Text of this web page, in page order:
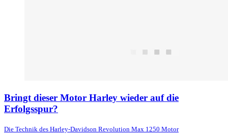
Bringt dieser Motor Harley wieder auf die
Erfolgsspur?
Die Technik des Harley-Davidson Revolution Max 1250 Motor